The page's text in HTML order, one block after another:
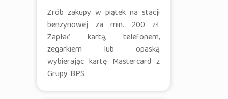
Zrób zakupy w piątek na stacji
benzynowej za min. 200 zł.
Zapłać kartą, telefonem,
zegarkiem lub opaską
wybierając kartę Mastercard z
Grupy BPS.